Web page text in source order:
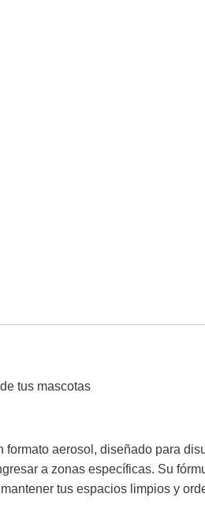
tus mascotas
aerosol, diseñado para
a zonas específicas. Su
tus espacios limpios y